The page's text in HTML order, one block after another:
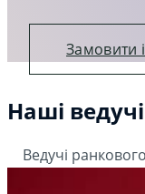
Замовити
Наші ведучі
Ведучі